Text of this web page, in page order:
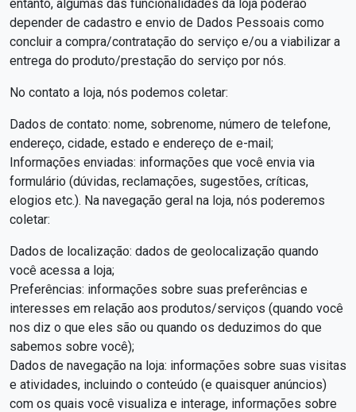
entanto, algumas das funcionalidades da loja poderão
depender de cadastro e envio de Dados Pessoais como
concluir a compra/contratação do serviço e/ou a viabilizar a
entrega do produto/prestação do serviço por nós.
No contato a loja, nós podemos coletar:
Dados de contato: nome, sobrenome, número de telefone,
endereço, cidade, estado e endereço de e-mail;
Informações enviadas: informações que você envia via
formulário (dúvidas, reclamações, sugestões, críticas,
elogios etc.). Na navegação geral na loja, nós poderemos
coletar:
Dados de localização: dados de geolocalização quando
você acessa a loja;
Preferências: informações sobre suas preferências e
interesses em relação aos produtos/serviços (quando você
nos diz o que eles são ou quando os deduzimos do que
sabemos sobre você);
Dados de navegação na loja: informações sobre suas visitas
e atividades, incluindo o conteúdo (e quaisquer anúncios)
com os quais você visualiza e interage, informações sobre